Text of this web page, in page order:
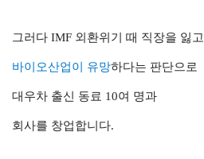
그러다 IMF 외환위기 때 직장을 잃고
바이오산업이 유망하다는 판단으로
대우차 출신 동료 10여 명과
회사를 창업합니다.